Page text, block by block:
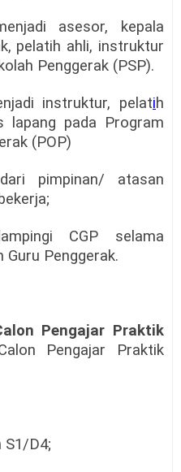
asesor, kepala
pelatih ahli, instruktur
Penggerak (PSP).
instruktur, pelatih
lapang pada Program
(POP)
pimpinan/ atasan
CGP selama
Guru Penggerak.
Pengajar Praktik
Pengajar Praktik
S1/D4;